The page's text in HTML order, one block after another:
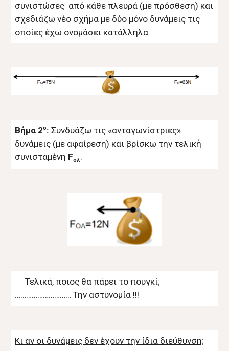
συνιστώσες από κάθε πλευρά (με πρόσθεση) και
σχεδιάζω νέο σχήμα με δύο μόνο δυνάμεις τις
οποίες έχω ονομάσει κατάλληλα.
Βήμα 2ο:Συνδυάζω τις «ανταγωνίστριες»
δυνάμεις (με αφαίρεση) και βρίσκω την τελική
συνισταμένη Fολ.
Τελικά, ποιος θα πάρει το πουγκί;
………………………… Την αστυνομία !!!
Κι αν οι δυνάμεις δεν έχουν την ίδια διεύθυνση;